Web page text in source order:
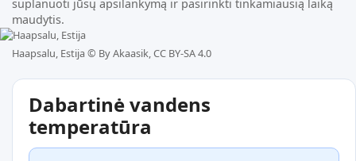
suplanuoti jūsų apsilankymą ir pasirinkti tinkamiausią laiką
maudytis.
Haapsalu, Estija © By Akaasik, CC BY-SA 4.0
Dabartinė vandens
temperatūra